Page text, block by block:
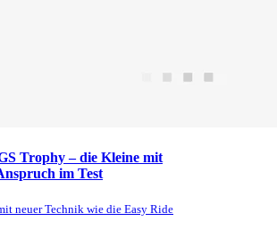
Trophy – die Kleine mit
im Test
neuer Technik wie die Easy Ride